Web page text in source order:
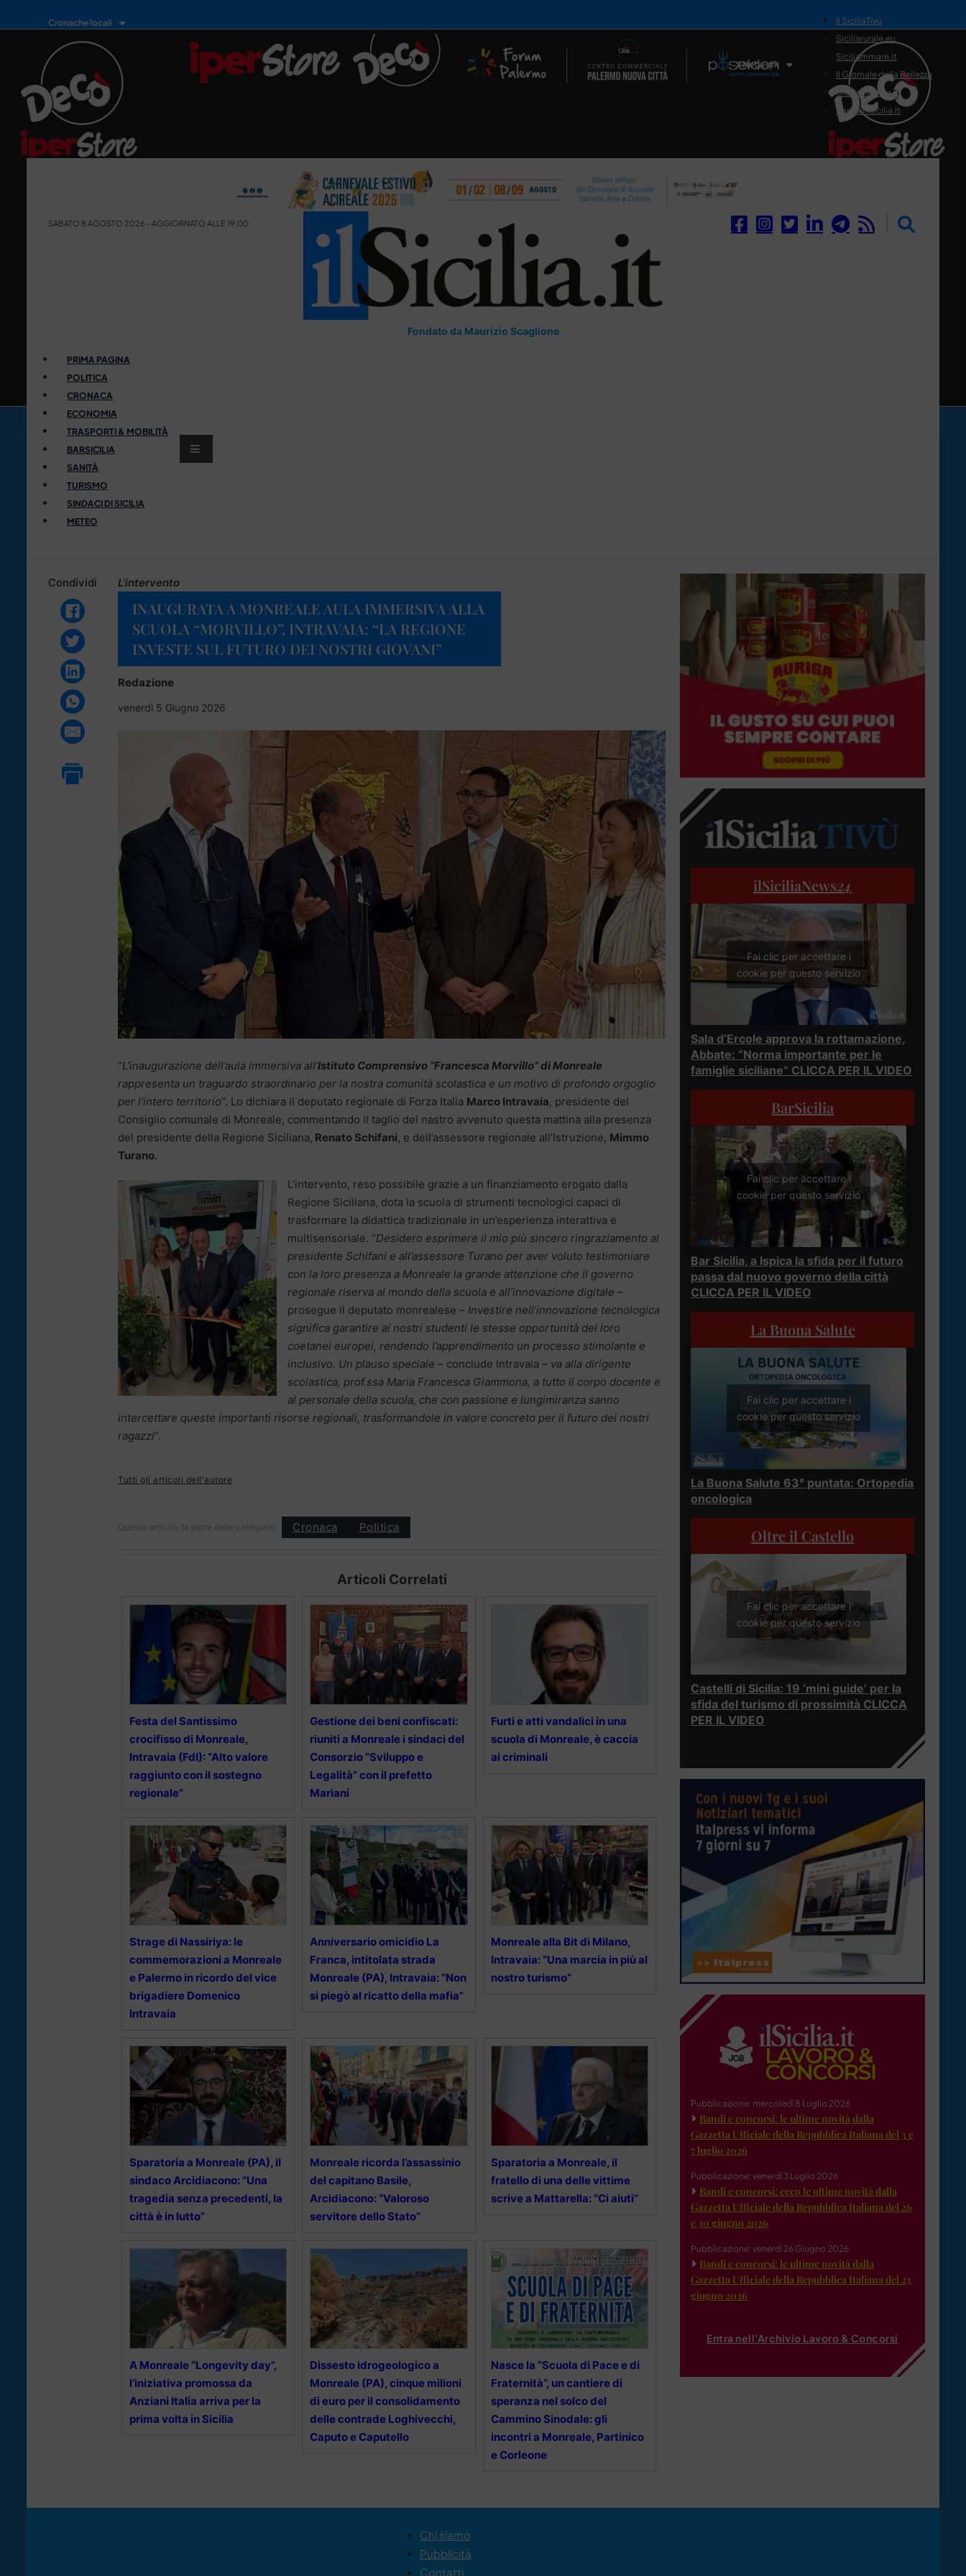
Cronache locali
Il Network
il SiciliaTivù
Siciliarurale.eu
Siciliammare.it
Il Giornale della Bellezza
Siciliamedica.it
Sanitainsicilia.it
SABATO 8 AGOSTO 2026 - AGGIORNATO ALLE 19:00
Fondato da Maurizio Scaglione
PRIMA PAGINA
POLITICA
CRONACA
ECONOMIA
TRASPORTI & MOBILITÀ
BARSICILIA
SANITÀ
TURISMO
SINDACI DI SICILIA
METEO
Condividi L’intervento
INAUGURATA A MONREALE AULA IMMERSIVA ALLA
SCUOLA “MORVILLO”, INTRAVAIA: “LA REGIONE
INVESTE SUL FUTURO DEI NOSTRI GIOVANI”
Redazione
venerdì 5 Giugno 2026
“L’inaugurazione dell’aula immersiva all’Istituto Comprensivo “Francesca Morvillo” di Monreale
rappresenta un traguardo straordinario per la nostra comunità scolastica e un motivo di profondo orgoglio
per l’intero territorio“. Lo dichiara il deputato regionale di Forza Italia Marco Intravaia, presidente del
Consiglio comunale di Monreale, commentando il taglio del nastro avvenuto questa mattina alla presenza
del presidente della Regione Siciliana, Renato Schifani, e dell’assessore regionale all’Istruzione, Mimmo
Turano.
L’intervento, reso possibile grazie a un finanziamento erogato dalla
Regione Siciliana, dota la scuola di strumenti tecnologici capaci di
trasformare la didattica tradizionale in un’esperienza interattiva e
multisensoriale. “Desidero esprimere il mio più sincero ringraziamento al
presidente Schifani e all’assessore Turano per aver voluto testimoniare
con la loro presenza a Monreale la grande attenzione che il governo
regionale riserva al mondo della scuola e all’innovazione digitale –
prosegue il deputato monrealese – Investire nell’innovazione tecnologica
significa garantire ai nostri studenti le stesse opportunità dei loro
coetanei europei, rendendo l’apprendimento un processo stimolante e
inclusivo. Un plauso speciale – conclude Intravaia – va alla dirigente
scolastica, prof.ssa Maria Francesca Giammona, a tutto il corpo docente e
al personale della scuola, che con passione e lungimiranza sanno
intercettare queste importanti risorse regionali, trasformandole in valore concreto per il futuro dei nostri
ragazzi“.
Tutti gli articoli dell'autore
Questo articolo fa parte delle categorie: Cronaca Politica
Articoli Correlati
Festa del Santissimo
crocifisso di Monreale,
Intravaia (FdI): “Alto valore
raggiunto con il sostegno
regionale”
Gestione dei beni confiscati:
riuniti a Monreale i sindaci del
Consorzio “Sviluppo e
Legalità” con il prefetto
Mariani
Furti e atti vandalici in una
scuola di Monreale, è caccia
ai criminali
Strage di Nassiriya: le
commemorazioni a Monreale
e Palermo in ricordo del vice
brigadiere Domenico
Intravaia
Anniversario omicidio La
Franca, intitolata strada
Monreale (PA), Intravaia: “Non
si piegò al ricatto della mafia”
Monreale alla Bit di Milano,
Intravaia: “Una marcia in più al
nostro turismo”
Sparatoria a Monreale (PA), il
sindaco Arcidiacono: “Una
tragedia senza precedenti, la
città è in lutto”
Monreale ricorda l’assassinio
del capitano Basile,
Arcidiacono: “Valoroso
servitore dello Stato”
Sparatoria a Monreale, il
fratello di una delle vittime
scrive a Mattarella: “Ci aiuti”
A Monreale “Longevity day”,
l’iniziativa promossa da
Anziani Italia arriva per la
prima volta in Sicilia
Dissesto idrogeologico a
Monreale (PA), cinque milioni
di euro per il consolidamento
delle contrade Loghivecchi,
Caputo e Caputello
Nasce la “Scuola di Pace e di
Fraternità”, un cantiere di
speranza nel solco del
Cammino Sinodale: gli
incontri a Monreale, Partinico
e Corleone
ilSiciliaNews24
Fai clic per accettare i
cookie per questo servizio
Sala d’Ercole approva la rottamazione,
Abbate: “Norma importante per le
famiglie siciliane” CLICCA PER IL VIDEO
BarSicilia
Fai clic per accettare i
cookie per questo servizio
Bar Sicilia, a Ispica la sfida per il futuro
passa dal nuovo governo della città
CLICCA PER IL VIDEO
La Buona Salute
Fai clic per accettare i
cookie per questo servizio
La Buona Salute 63° puntata: Ortopedia
oncologica
Oltre il Castello
Fai clic per accettare i
cookie per questo servizio
Castelli di Sicilia: 19 ‘mini guide’ per la
sfida del turismo di prossimità CLICCA
PER IL VIDEO
Pubblicazione: mercoledì 8 Luglio 2026
Bandi e concorsi: le ultime novità dalla
Gazzetta Ufficiale della Repubblica Italiana del 3 e
7 luglio 2026
Pubblicazione: venerdì 3 Luglio 2026
Bandi e concorsi: ecco le ultime novità dalla
Gazzetta Ufficiale della Repubblica Italiana del 26
e 30 giugno 2026
Pubblicazione: venerdì 26 Giugno 2026
Bandi e concorsi: le ultime novità dalla
Gazzetta Ufficiale della Repubblica Italiana del 23
giugno 2026
Entra nell'Archivio Lavoro & Concorsi
Chi siamo
Pubblicità
Contatti